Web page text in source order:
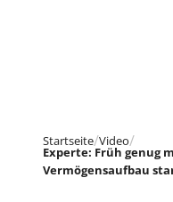
Startseite Video
Experte: Früh genug
Vermögensaufbau